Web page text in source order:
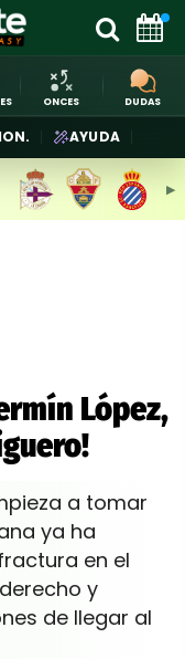
ONCES DUDAS
AYUDA
▶︎
López,
a tomar
ya ha
en el
y
de llegar al